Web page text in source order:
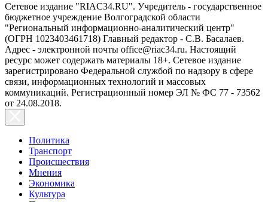
Сетевое издание "RIAC34.RU". Учредитель - государственное
бюджетное учреждение Волгоградской области
"Региональный информационно-аналитический центр"
(ОГРН 1023403461718) Главный редактор - С.В. Басалаев.
Адрес - электронной почты office@riac34.ru. Настоящий
ресурс может содержать материалы 18+. Сетевое издание
зарегистрировано Федеральной службой по надзору в сфере
связи, информационных технологий и массовых
коммуникаций. Регистрационный номер ЭЛ № ФС 77 - 73562
от 24.08.2018.
Политика
Транспорт
Происшествия
Мнения
Экономика
Культура